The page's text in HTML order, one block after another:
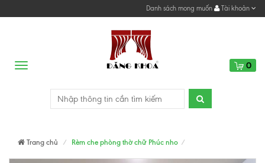
Danh sách mong muốn Tài khoản
Menu 0
Trang chủ Rèm che phòng thờ chữ Phúc nho